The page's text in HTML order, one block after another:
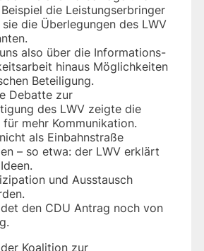
die Leistungserbringer
die Überlegungen des LWV
also über die Informations-
hinaus Möglichkeiten
Beteiligung.
Debatte zur
des LWV zeigte die
mehr Kommunikation.
als Einbahnstraße
– so etwa: der LWV erklärt
und Ausstausch
den CDU Antrag noch von
Koalition zur